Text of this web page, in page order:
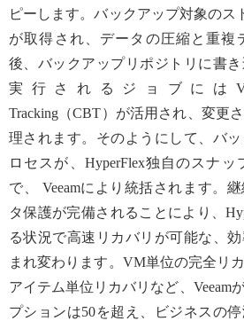
ピーします。バックアップ対象のス
が取得され、データの圧縮と重複
後、バックアップリポジトリに書き
実行されるジョブには
Tracking（CBT）が活用され、変更
理されます。そのようにして、バ
ロセスが、HyperFlex独自のスナ
で、 Veeamにより統括されます。
タ保護が完備されることにより、
る状況で高速リカバリが可能な、
まれ変わります。VM単位の完全リ
アイテム単位リカバリなど、Veeam
プションは50を超え、ビジネスの